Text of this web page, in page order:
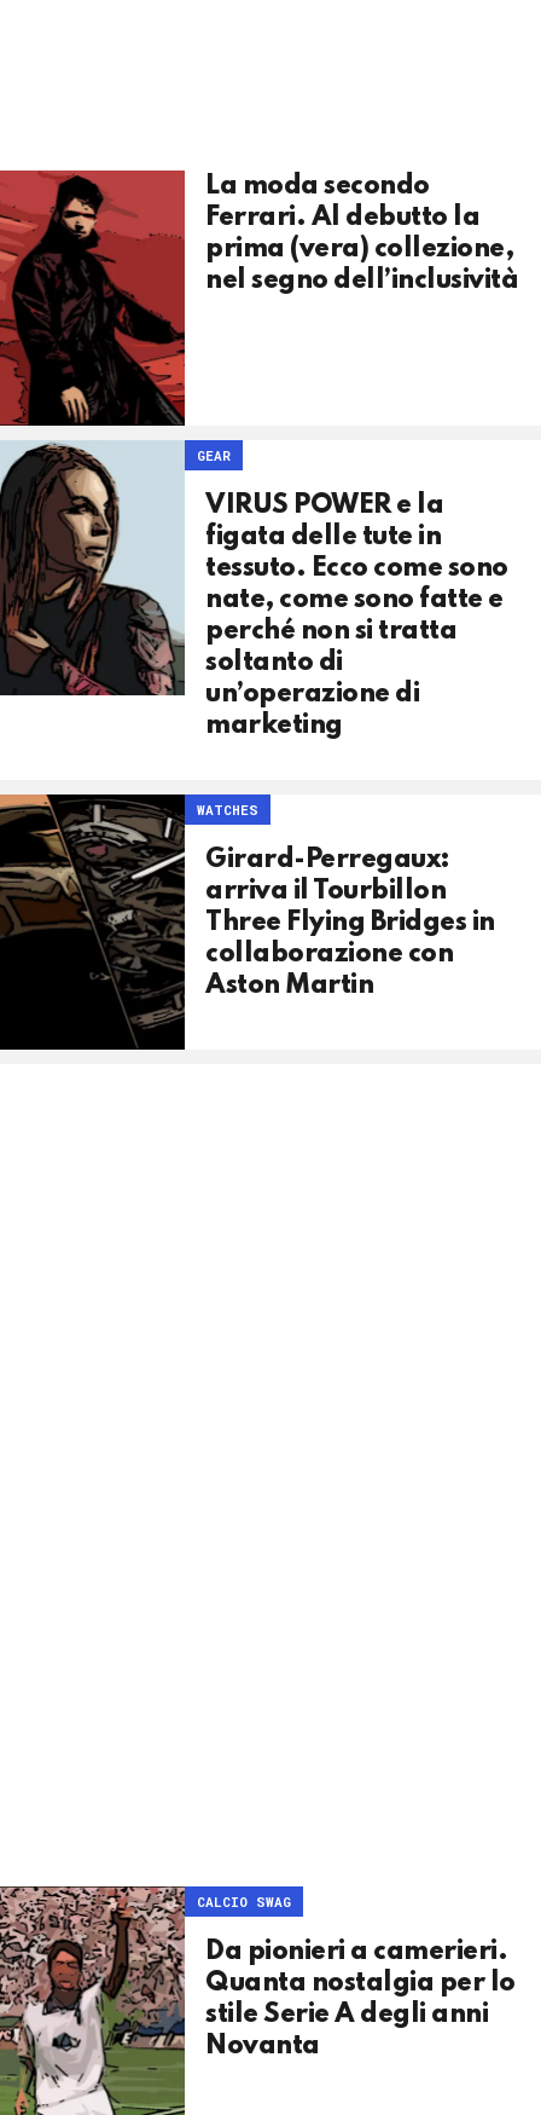
La moda secondo
Ferrari. Al debutto la
prima (vera) collezione,
nel segno dell’inclusività
GEAR
VIRUS POWER e la
figata delle tute in
tessuto. Ecco come sono
nate, come sono fatte e
perché non si tratta
soltanto di
un’operazione di
marketing
WATCHES
Girard-Perregaux:
arriva il Tourbillon
Three Flying Bridges in
collaborazione con
Aston Martin
CALCIO SWAG
Da pionieri a camerieri.
Quanta nostalgia per lo
stile Serie A degli anni
Novanta